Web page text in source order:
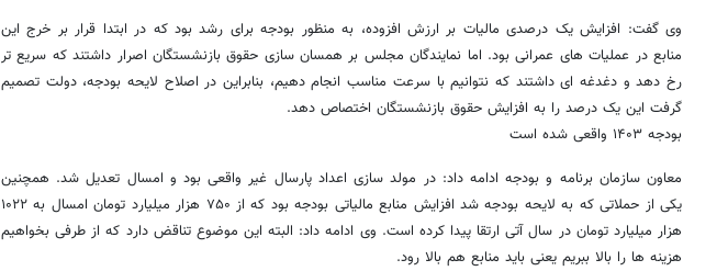
وی گفت: افزایش یک درصدی مالیات بر ارزش افزوده، به منظور بودجه برای رشد بود که در ابتدا قرار بر خرج این
منابع در عملیات های عمرانی بود. اما نمایندگان مجلس بر همسان سازی حقوق بازنشستگان اصرار داشتند که سریع تر
رخ دهد و دغدغه ای داشتند که نتوانیم با سرعت مناسب انجام دهیم، بنابراین در اصلاح لایحه بودجه، دولت تصمیم
گرفت این یک درصد را به افزایش حقوق بازنشستگان اختصاص دهد.
بودجه ۱۴۰۳ واقعی شده است
معاون سازمان برنامه و بودجه ادامه داد: در مولد سازی اعداد پارسال غیر واقعی بود و امسال تعدیل شد. همچنین
یکی از حملاتی که به لایحه بودجه شد افزایش منابع مالیاتی بودجه بود که از ۷۵۰ هزار میلیارد تومان امسال به ۱۰۲۲
هزار میلیارد تومان در سال آتی ارتقا پیدا کرده است. وی ادامه داد: البته این موضوع تناقض دارد که از طرفی بخواهیم
هزینه ها را بالا ببریم یعنی باید منابع هم بالا رود.